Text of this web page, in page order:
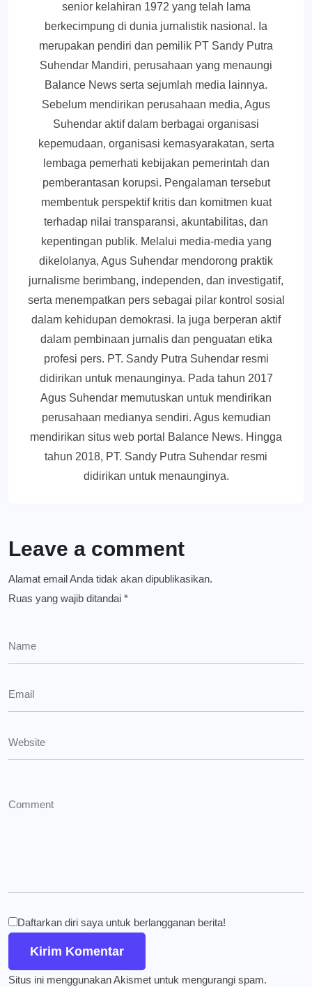
senior kelahiran 1972 yang telah lama
berkecimpung di dunia jurnalistik nasional. Ia
merupakan pendiri dan pemilik PT Sandy Putra
Suhendar Mandiri, perusahaan yang menaungi
Balance News serta sejumlah media lainnya.
Sebelum mendirikan perusahaan media, Agus
Suhendar aktif dalam berbagai organisasi
kepemudaan, organisasi kemasyarakatan, serta
lembaga pemerhati kebijakan pemerintah dan
pemberantasan korupsi. Pengalaman tersebut
membentuk perspektif kritis dan komitmen kuat
terhadap nilai transparansi, akuntabilitas, dan
kepentingan publik. Melalui media-media yang
dikelolanya, Agus Suhendar mendorong praktik
jurnalisme berimbang, independen, dan investigatif,
serta menempatkan pers sebagai pilar kontrol sosial
dalam kehidupan demokrasi. Ia juga berperan aktif
dalam pembinaan jurnalis dan penguatan etika
profesi pers. PT. Sandy Putra Suhendar resmi
didirikan untuk menaunginya. Pada tahun 2017
Agus Suhendar memutuskan untuk mendirikan
perusahaan medianya sendiri. Agus kemudian
mendirikan situs web portal Balance News. Hingga
tahun 2018, PT. Sandy Putra Suhendar resmi
didirikan untuk menaunginya.
Leave a comment
Alamat email Anda tidak akan dipublikasikan.
Ruas yang wajib ditandai *
Daftarkan diri saya untuk berlangganan berita!
Situs ini menggunakan Akismet untuk mengurangi spam.